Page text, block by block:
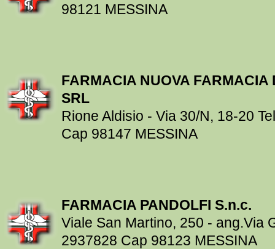
98121 MESSINA
FARMACIA NUOVA FARMACIA
SRL
Rione Aldisio - Via 30/N, 18-20
Cap 98147 MESSINA
FARMACIA PANDOLFI S.n.c.
Viale San Martino, 250 - ang.Via
2937828 Cap 98123 MESSINA